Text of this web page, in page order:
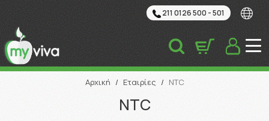
211 0126 500 - 501
Αναζήτηση
Αρχική / Εταιρίες / NTC
NTC